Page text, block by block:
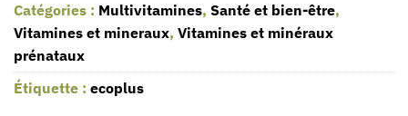
Catégories : Multivitamines, Santé et bien-être,
Vitamines et mineraux, Vitamines et minéraux
prénataux
Étiquette : ecoplus